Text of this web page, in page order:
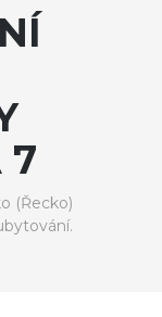
7
(Řecko)